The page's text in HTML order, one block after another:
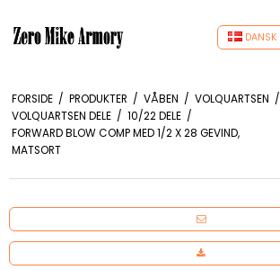
DANSK
FORSIDE / PRODUKTER / VÅBEN / VOLQUARTSEN /
VOLQUARTSEN DELE / 10/22 DELE /
FORWARD BLOW COMP MED 1/2 X 28 GEVIND,
MATSORT